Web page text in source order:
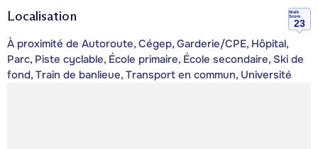
Localisation
Walk
Score
23
À proximité de Autoroute, Cégep, Garderie/CPE, Hôpital,
Parc, Piste cyclable, École primaire, École secondaire, Ski de
fond, Train de banlieue, Transport en commun, Université